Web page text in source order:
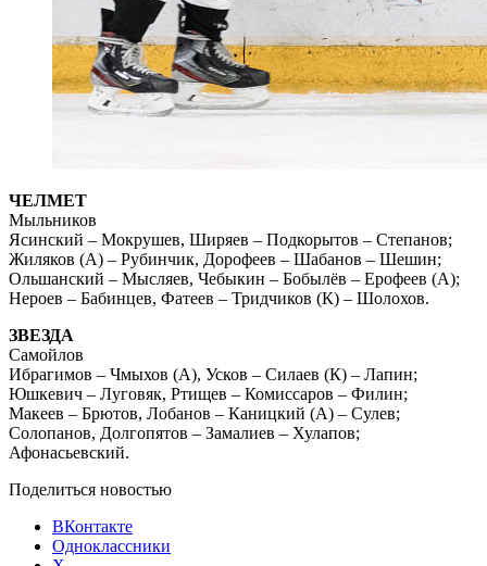
ЧЕЛМЕТ
Мыльников
Ясинский – Мокрушев, Ширяев – Подкорытов – Степанов;
Жиляков (А) – Рубинчик, Дорофеев – Шабанов – Шешин;
Ольшанский – Мысляев, Чебыкин – Бобылёв – Ерофеев (А);
Нероев – Бабинцев, Фатеев – Тридчиков (К) – Шолохов.
ЗВЕЗДА
Самойлов
Ибрагимов – Чмыхов (А), Усков – Силаев (К) – Лапин;
Юшкевич – Луговяк, Ртищев – Комиссаров – Филин;
Макеев – Брютов, Лобанов – Каницкий (А) – Сулев;
Солопанов, Долгопятов – Замалиев – Хулапов;
Афонасьевский.
Поделиться новостью
ВКонтакте
Одноклассники